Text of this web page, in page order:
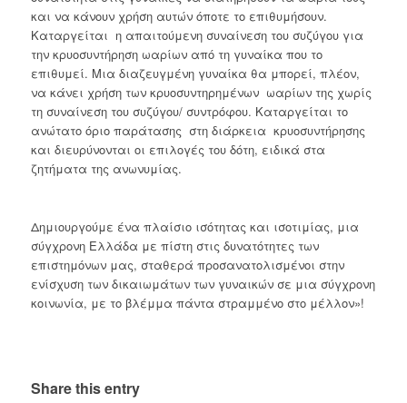
και να κάνουν χρήση αυτών όποτε το επιθυμήσουν.
Καταργείται η απαιτούμενη συναίνεση του συζύγου για
την κρυοσυντήρηση ωαρίων από τη γυναίκα που το
επιθυμεί. Μια διαζευγμένη γυναίκα θα μπορεί, πλέον,
να κάνει χρήση των κρυοσυντηρημένων ωαρίων της χωρίς
τη συναίνεση του συζύγου/ συντρόφου. Καταργείται το
ανώτατο όριο παράτασης στη διάρκεια κρυοσυντήρησης
και διευρύνονται οι επιλογές του δότη, ειδικά στα
ζητήματα της ανωνυμίας.
Δημιουργούμε ένα πλαίσιο ισότητας και ισοτιμίας, μια
σύγχρονη Ελλάδα με πίστη στις δυνατότητες των
επιστημόνων μας, σταθερά προσανατολισμένοι στην
ενίσχυση των δικαιωμάτων των γυναικών σε μια σύγχρονη
κοινωνία, με το βλέμμα πάντα στραμμένο στο μέλλον»!
Share this entry